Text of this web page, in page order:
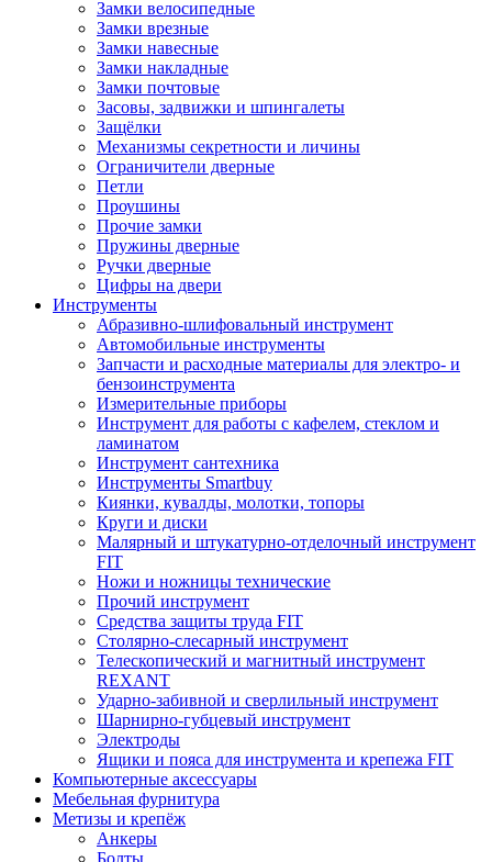
Замки велосипедные
Замки врезные
Замки навесные
Замки накладные
Замки почтовые
Засовы, задвижки и шпингалеты
Защёлки
Механизмы секретности и личины
Ограничители дверные
Петли
Проушины
Прочие замки
Пружины дверные
Ручки дверные
Цифры на двери
Инструменты
Абразивно-шлифовальный инструмент
Автомобильные инструменты
Запчасти и расходные материалы для электро- и
бензоинструмента
Измерительные приборы
Инструмент для работы с кафелем, стеклом и
ламинатом
Инструмент сантехника
Инструменты Smartbuy
Киянки, кувалды, молотки, топоры
Круги и диски
Малярный и штукатурно-отделочный инструмент
FIT
Ножи и ножницы технические
Прочий инструмент
Средства защиты труда FIT
Столярно-слесарный инструмент
Телескопический и магнитный инструмент
REXANT
Ударно-забивной и сверлильный инструмент
Шарнирно-губцевый инструмент
Электроды
Ящики и пояса для инструмента и крепежа FIT
Компьютерные аксессуары
Мебельная фурнитура
Метизы и крепёж
Анкеры